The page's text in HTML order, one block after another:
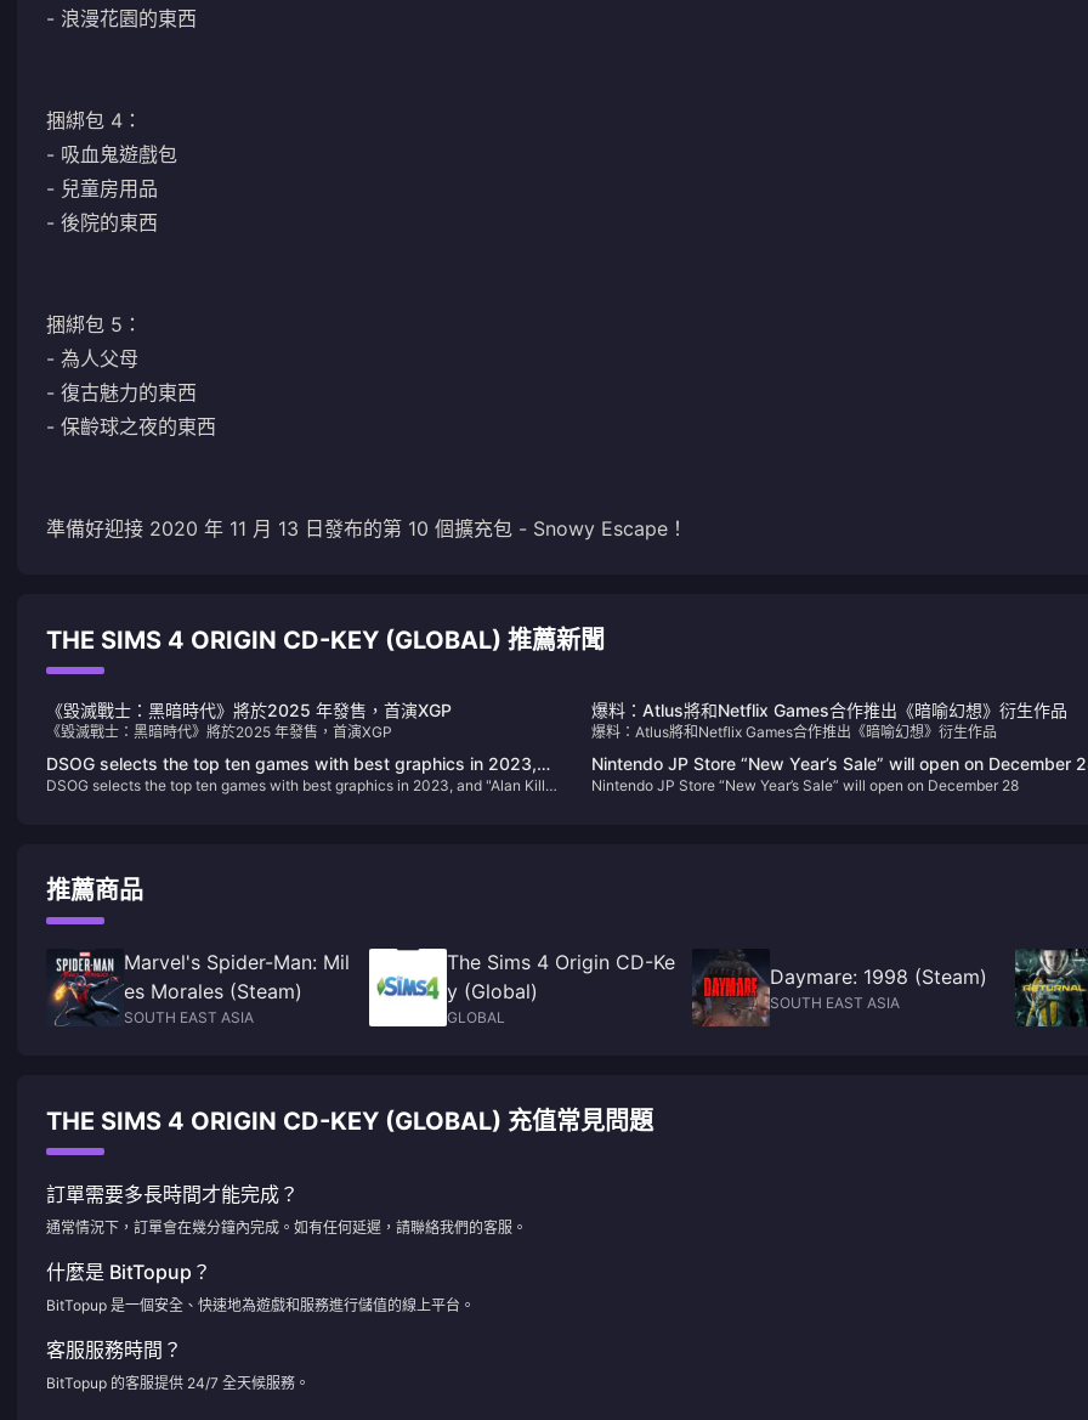
- 浪漫花園的東西
捆綁包 4：
- 吸血鬼遊戲包
- 兒童房用品
- 後院的東西
捆綁包 5：
- 為人父母
- 復古魅力的東西
- 保齡球之夜的東西
準備好迎接 2020 年 11 月 13 日發布的第 10 個擴充包 - Snowy Escape！
THE SIMS 4 ORIGIN CD-KEY (GLOBAL) 推薦新聞
《毀滅戰士：黑暗時代》將於2025 年發售，首演XGP
《毀滅戰士：黑暗時代》將於2025 年發售，首演XGP
爆料：Atlus將和Netflix Games合作推出《暗喻幻想》衍生作品
爆料：Atlus將和Netflix Games合作推出《暗喻幻想》衍生作品
DSOG selects the top ten games with best graphics in 2023,
and "Alan Killer 2" has the best graphics
DSOG selects the top ten games with best graphics in 2023, and "Alan Killer
Nintendo JP Store “New Year’s Sale” will open on December
Nintendo JP Store “New Year’s Sale” will open on December 28
推薦商品
Marvel's Spider-Man: Mil
es Morales (Steam)
SOUTH EAST ASIA
The Sims 4 Origin CD-Ke
y (Global)
GLOBAL
Daymare: 1998 (Steam)
SOUTH EAST ASIA
THE SIMS 4 ORIGIN CD-KEY (GLOBAL) 充值常見問題
訂單需要多長時間才能完成？
通常情況下，訂單會在幾分鐘內完成。如有任何延遲，請聯絡我們的客服。
什麼是 BitTopup？
BitTopup 是一個安全、快速地為遊戲和服務進行儲值的線上平台。
客服服務時間？
BitTopup 的客服提供 24/7 全天候服務。